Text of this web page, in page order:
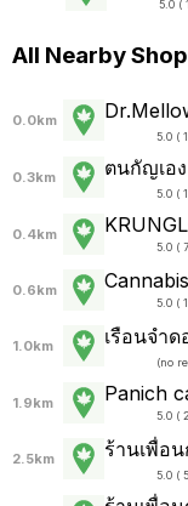
5.0 (
All Nearby
0.0km
5.0 (
0.3km ตนกัญเอ
5.0 (
0.4km
5.0 (
0.6km
5.0 (
1.0km เรือนจำ
(no
1.9km Panich
5.0 (
2.5km ร้านเพื่อ
5.0 (